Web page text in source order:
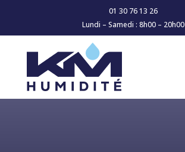
01 30 76 13 26
Lundi – Samedi : 8h00 – 20h00